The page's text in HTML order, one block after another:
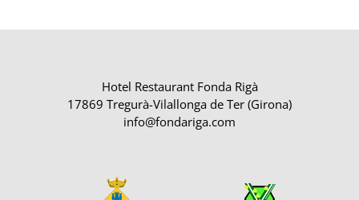
Hotel Restaurant Fonda Rigà
17869 Tregurà-Vilallonga de Ter (Girona)
info@fondariga.com